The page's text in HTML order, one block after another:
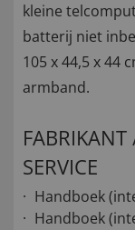
kleine
batterij niet
105 x 44,5 x 44
armband.
SERVICE
Handboek
Handboek